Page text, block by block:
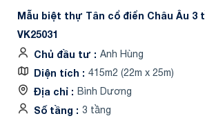
Mẫu biệt thự Tân cổ điển Châu Âu 3
VK25031
Chủ đầu tư
Anh Hùng
Diện tích 415m2 (22m x 25m)
Địa chỉ Bình Dương
Số tầng 3 tầng